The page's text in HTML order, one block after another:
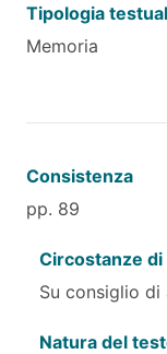
Tipologia
Memoria
Consistenza
pp. 89
Circostanze
Su consiglio
Natura del